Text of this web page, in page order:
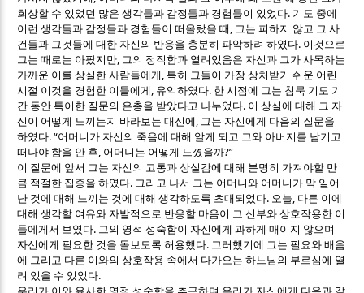
회상할 수 있었던 많은 생각들과 감정들과 경험들이 있었다. 기도 중에
이런 생각들과 감정들과 경험들이 떠올랐을 때 , 그는 피하지 않고 그 사
건들과 그것들에 대한 자신의 반응을 충분히 파악하려 하였다. 이것으로
그는 때로는 아팠지만, 그의 정직함과 열려있음은 자신과 그가 사목하는
가까운 이를 상실한 사람들에게 , 특히 그들이 가장 상처받기 쉬운 어린
시절 이것을 경험한 이들에게 , 유익하였다. 한 시점에 그는 침묵 기도 기
간 동안 특이한 질문의 은총을 받았다고 나누었다. 이 상실에 대해 그 자
신이 어떻게 느끼는지 바라보는 대신에 , 그는 자신에게 다음의 질문을
하였다. “어머니가 자신의 죽음에 대해 알게 되고 그와 아버지를 남기고
떠나야 함을 안 후, 어머니는 어떻게 느꼈을까?”
이 질문에 앞서 그는 자신의 고통과 상실감에 대해 분명히 가져야할 만
큼 적절한 집중을 하였다. 그리고 나서 그는 어머니와 어머니가 막 일어
난 것에 대해 느끼는 것에 대해 생각하도록 초대되었다. 오늘, 다른 이에
대해 생각할 여유와 자발적으로 반응할 마음이 그 신부와 상호작용한 이
들에게서 보였다. 그의 영적 성숙함이 자신에게 과하게 매이지 않으며
자신에게 필요한 것을 돌보도록 허용했다. 그러했기에 그는 필요와 배움
에 그리고 다른 이와의 상호작용 속에서 다가오는 하느님의 부르심에 열
려 있을 수 있었다.